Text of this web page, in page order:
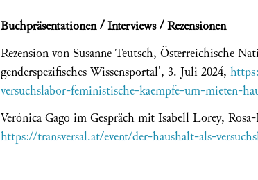
Buchpräsentationen / Interviews / Rezensionen
Rezension von Susanne Teutsch, Österreichische
genderspezifisches Wissensportal', 3. Juli 2024,
versuchslabor-feministische-kaempfe-um-mieten-
Verónica Gago im Gespräch mit Isabell Lorey,
https://transversal.at/event/der-haushalt-als-